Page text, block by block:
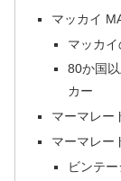
マッカイ
マッカイ
80か国
カー
マーマレー
マーマレー
ビンテ